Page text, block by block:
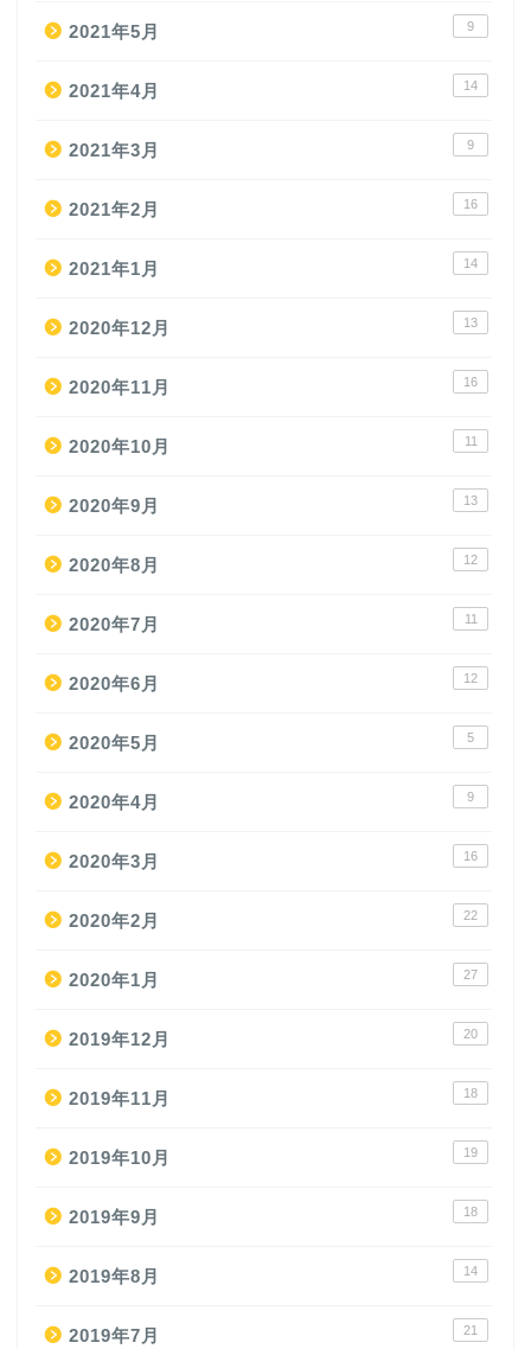
2021年5月 9
2021年4月 14
2021年3月 9
2021年2月 16
2021年1月 14
2020年12月 13
2020年11月 16
2020年10月 11
2020年9月 13
2020年8月 12
2020年7月 11
2020年6月 12
2020年5月 5
2020年4月 9
2020年3月 16
2020年2月 22
2020年1月 27
2019年12月 20
2019年11月 18
2019年10月 19
2019年9月 18
2019年8月 14
2019年7月 21